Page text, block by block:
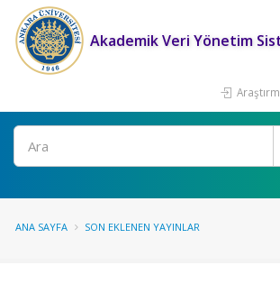
Akademik Veri Yönetim
Ara
ANA SAYFA SON EKLENEN YAYINLAR